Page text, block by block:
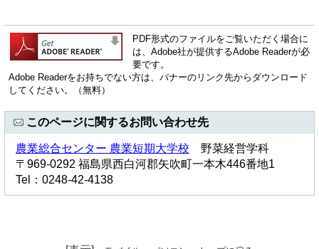
PDF形式のファイルをご覧いただく場合に
は、Adobe社が提供するAdobe Readerが必
要です。
Adobe Readerをお持ちでない方は、バナーのリンク先からダウンロード
してください。（無料）
このページに関するお問い合わせ先
農業総合センター 農業短期大学校 野菜経営学科
〒969-0292 福島県西白河郡矢吹町一本木446番地1
Tel：0248-42-4138